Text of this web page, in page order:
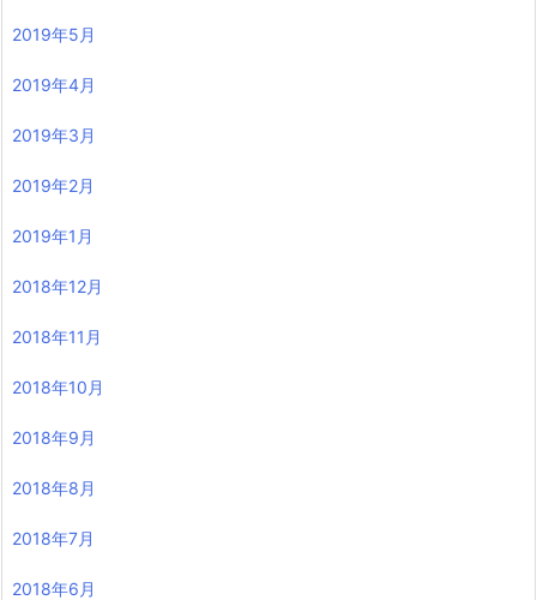
2019年5月
2019年4月
2019年3月
2019年2月
2019年1月
2018年12月
2018年11月
2018年10月
2018年9月
2018年8月
2018年7月
2018年6月